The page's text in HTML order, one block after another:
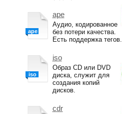
ape
ape
Аудио, кодированное
без потери качества.
Есть поддержка тегов.
iso
iso
Образ CD или DVD
диска, служит для
создания копий
дисков.
cdr